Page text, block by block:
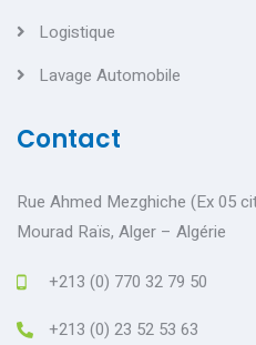
Logistique
Lavage Automobile
Contact
Rue Ahmed Mezghiche (Ex 05
Mourad Raïs, Alger – Algérie
+213 (0) 770 32 79 50
+213 (0) 23 52 53 63